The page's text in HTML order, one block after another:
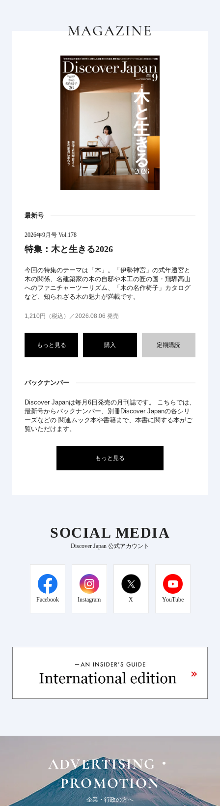
MAGAZINE
最新号
2026年9月号 Vol.178
特集：木と生きる2026
今回の特集のテーマは「木」。「伊勢神宮」の式年遷宮と
木の関係、名建築家の木の自邸や木工の匠の国・飛騨高山
へのファニチャーツーリズム、「木の名作椅子」カタログ
など、知られざる木の魅力が満載です。
1,210円（税込）／2026.08.06 発売
もっと見る 購入 定期購読
バックナンバー
Discover Japanは毎月6日発売の月刊誌です。 こちらでは、
最新号からバックナンバー、別冊Discover Japanの各シリ
ーズなどの 関連ムック本や書籍まで、本書に関する本がご
覧いただけます。
もっと見る
SOCIAL MEDIA
Discover Japan 公式アカウント
Facebook Instagram X YouTube
ADVERTISING・
PROMOTION
企業・行政の方へ